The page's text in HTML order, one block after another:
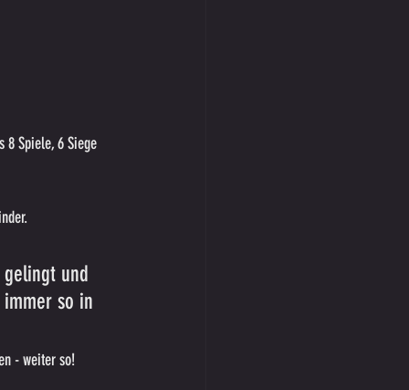
8 Spiele, 6 Siege
und
so in
- weiter so!